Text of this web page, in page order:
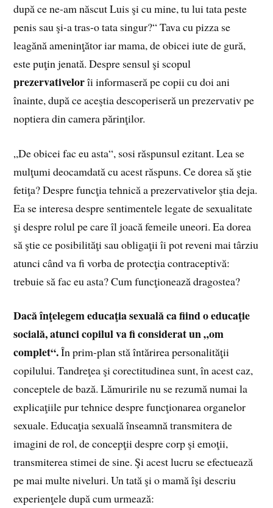
după ce ne-am născut Luis şi cu mine, tu lui tata peste
penis sau şi-a tras-o tata singur?“ Tava cu pizza se
leagănă ameninţător iar mama, de obicei iute de gură,
este puţin jenată. Despre sensul şi scopul
prezervativelorîi informaseră pe copii cu doi ani
înainte, după ce aceştia descoperiseră un prezervativ pe
noptiera din camera părinţilor.
„De obicei fac eu asta“, sosi răspunsul ezitant. Lea se
mulţumi deocamdată cu acest răspuns. Ce dorea să ştie
fetiţa? Despre funcţia tehnică a prezervativelor ştia deja.
Ea se interesa despre sentimentele legate de sexualitate
şi despre rolul pe care îl joacă femeile uneori. Ea dorea
să ştie ce posibilităţi sau obligaţii îi pot reveni mai târziu
atunci când va fi vorba de protecţia contraceptivă:
trebuie să fac eu asta? Cum funcţionează dragostea?
Dacă înţelegem educaţia sexuală ca fiind o educaţie
socială, atunci copilul va fi considerat un „om
complet“.În prim-plan stă întărirea personalităţii
copilului. Tandreţea şi corectitudinea sunt, în acest caz,
conceptele de bază. Lămuririle nu se rezumă numai la
explicaţiile pur tehnice despre funcţionarea organelor
sexuale. Educaţia sexuală înseamnă transmitera de
imagini de rol, de concepţii despre corp şi emoţii,
transmiterea stimei de sine. Şi acest lucru se efectuează
pe mai multe niveluri. Un tată şi o mamă îşi descriu
experienţele după cum urmează: